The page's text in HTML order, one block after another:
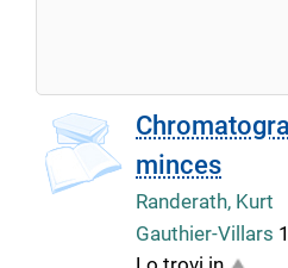
copertina
minces
Randerath, Kurt
Gauthier-Villars